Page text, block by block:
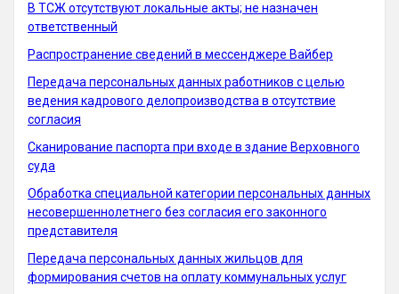
В ТСЖ отсутствуют локальные акты; не назначен
ответственный
Распространение сведений в мессенджере Вайбер
Передача персональных данных работников с целью
ведения кадрового делопроизводства в отсутствие
согласия
Сканирование паспорта при входе в здание Верховного
суда
Обработка специальной категории персональных данных
несовершеннолетнего без согласия его законного
представителя
Передача персональных данных жильцов для
формирования счетов на оплату коммунальных услуг